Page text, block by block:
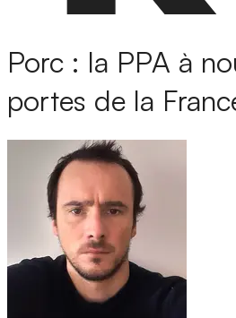
Porc : la PPA à
portes de la